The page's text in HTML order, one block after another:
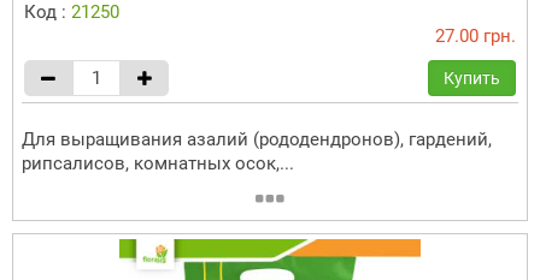
Код : 21250
27.00 грн.
Купить
Для выращивания азалий (рододендронов), гардений,
рипсалисов, комнатных осок,...